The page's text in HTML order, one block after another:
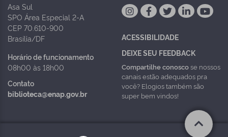
Asa Sul
SPO Área Especial 2-A
CEP 70.610-900
Brasília/DF
Horário de funcionamento
08h00 às 18h00
Contato
biblioteca@enap.gov.br
ACESSIBILIDADE
DEIXE SEU FEEDBACK
Compartilhe conoscose nossos
canais estão adequados pra
você? Elogios também são
super bem vindos!